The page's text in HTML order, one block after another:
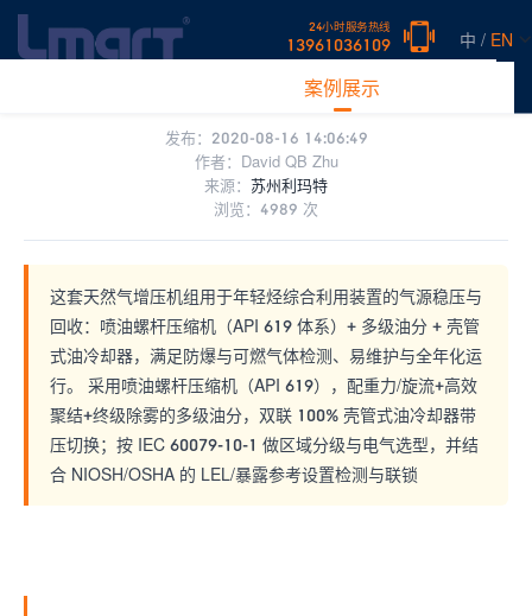
中 / EN
24小时服务热线
13961036109
案例展示
首页 气体压缩系统
案例研究｜宁波华泰70 万吨/年轻烃利用项目｜天然
发布：2020-08-16 14:06:49
作者： David QB Zhu
来源： 苏州利玛特
浏览：4989 次
这套天然气增压机组用于年轻烃综合利用装置的气源稳压与
回收：喷油螺杆压缩机（API 619 体系）+ 多级油分 + 壳管
式油冷却器，满足防爆与可燃气体检测、易维护与全年化运
行。 采用喷油螺杆压缩机（API 619），配重力/旋流+高效
聚结+终级除雾的多级油分，双联 100% 壳管式油冷却器带
压切换；按 IEC 60079-10-1 做区域分级与电气选型，并结
合 NIOSH/OSHA 的 LEL/暴露参考设置检测与联锁